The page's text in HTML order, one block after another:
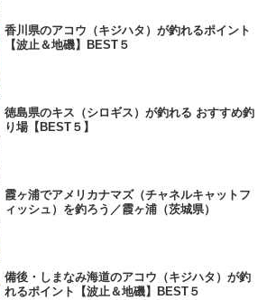
香川県のアコウ（キジハタ）が釣れるポイント
【波止＆地磯】BEST５
徳島県のキス（シロギス）が釣れる おすすめ釣
り場【BEST５】
霞ヶ浦でアメリカナマズ（チャネルキャットフ
ィッシュ）を釣ろう／霞ヶ浦（茨城県）
備後・しまなみ海道のアコウ（キジハタ）が釣
れるポイント【波止＆地磯】BEST５